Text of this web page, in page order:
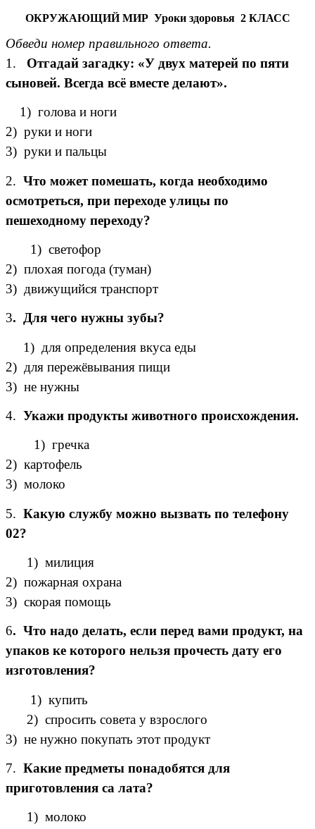
ОКРУЖАЮЩИЙ МИР Уроки здоровья 2 КЛАСС
Обведи номер правильного ответа.
1. Отгадай загадку: «У двух матерей по пяти
сыновей. Всегда всё вместе делают».
1) голова и ноги
2) руки и ноги
3) руки и пальцы
2. Что может помешать, когда необходимо
осмотреться, при переходе улицы по
пешеходному переходу?
1) светофор
2) плохая погода (туман)
3) движущийся транспорт
3. Для чего нужны зубы?
1) для определения вкуса еды
2) для пережёвывания пищи
3) не нужны
4. Укажи продукты животного происхождения.
1) гречка
2) картофель
3) молоко
5. Какую службу можно вызвать по телефону
02?
1) милиция
2) пожарная охрана
3) скорая помощь
6. Что надо делать, если перед вами продукт, на
упаков ке которого нельзя прочесть дату его
изготовления?
1) купить
2) спросить совета у взрослого
3) не нужно покупать этот продукт
7. Какие предметы понадобятся для
приготовления са лата?
1) молоко